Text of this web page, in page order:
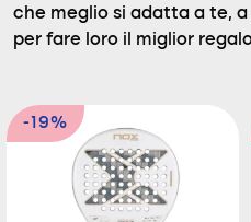
che meglio si adatta a te,
per fare loro il miglior
-19%